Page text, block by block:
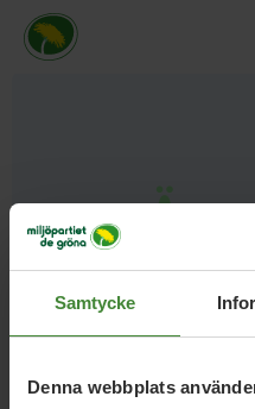
Samtycke
Denna webbplats
Miljöpartiet de gröna,
Våra